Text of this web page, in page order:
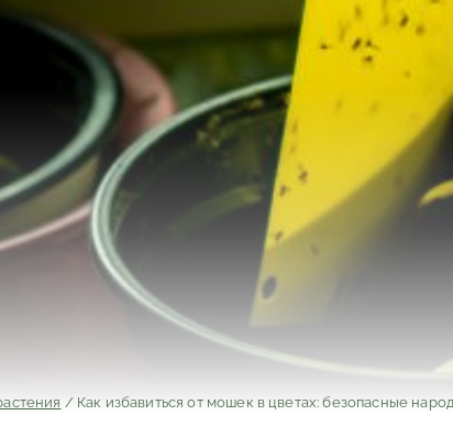
/ Как избавиться от мошек в цветах: безопасные